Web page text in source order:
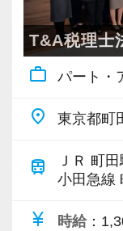
◆最低勤務日
あまり厳密に
度で1日5～6
もちろん随時
ので、何でも
≪賞与時期に
≪「会話」か
させる醍醐味
私たちの仕事
す。
けでは、お客
いい関係とは
すが、大前提
T&A税理士
work_outline パート・
place 東京都町
train
ＪＲ 町
小田急線
currency_yen 時給 ：